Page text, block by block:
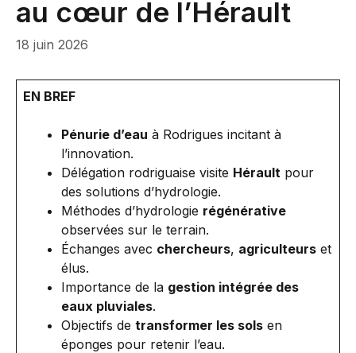
au cœur de l’Hérault
18 juin 2026
EN BREF
Pénurie d’eau à Rodrigues incitant à
l’innovation.
Délégation rodriguaise visite Hérault pour
des solutions d’hydrologie.
Méthodes d’hydrologie régénérative
observées sur le terrain.
Échanges avec chercheurs, agriculteurs et
élus.
Importance de la gestion intégrée des
eaux pluviales.
Objectifs de transformer les sols en
éponges pour retenir l’eau.